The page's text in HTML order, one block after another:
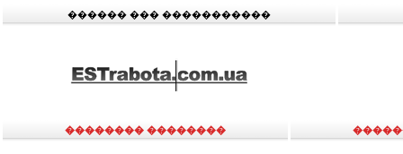
������ ��� �����������
�������� ��������